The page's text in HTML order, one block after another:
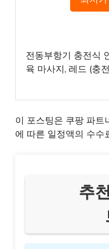
전동부항기 충전식
육 마사지, 레드 (충
이 포스팅은 쿠팡 파트
에 따른 일정액의 수수
추